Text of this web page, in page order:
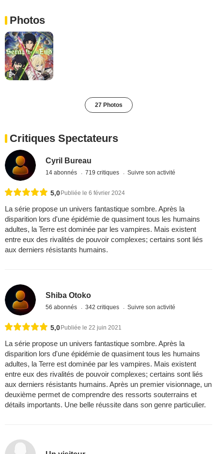
Photos
27 Photos
Critiques Spectateurs
Cyril Bureau
14 abonnés 719 critiques Suivre son activité
5,0Publiée le 6 février 2024
La série propose un univers fantastique sombre. Après la
disparition lors d'une épidémie de quasiment tous les humains
adultes, la Terre est dominée par les vampires. Mais existent
entre eux des rivalités de pouvoir complexes; certains sont liés
aux derniers résistants humains.
Shiba Otoko
56 abonnés 342 critiques Suivre son activité
5,0 Publiée le 22 juin 2021
La série propose un univers fantastique sombre. Après la
disparition lors d'une épidémie de quasiment tous les humains
adultes, la Terre est dominée par les vampires. Mais existent
entre eux des rivalités de pouvoir complexes; certains sont liés
aux derniers résistants humains. Après un premier visionnage, un
deuxième permet de comprendre des ressorts souterrains et
détails importants. Une belle réussite dans son genre particulier.